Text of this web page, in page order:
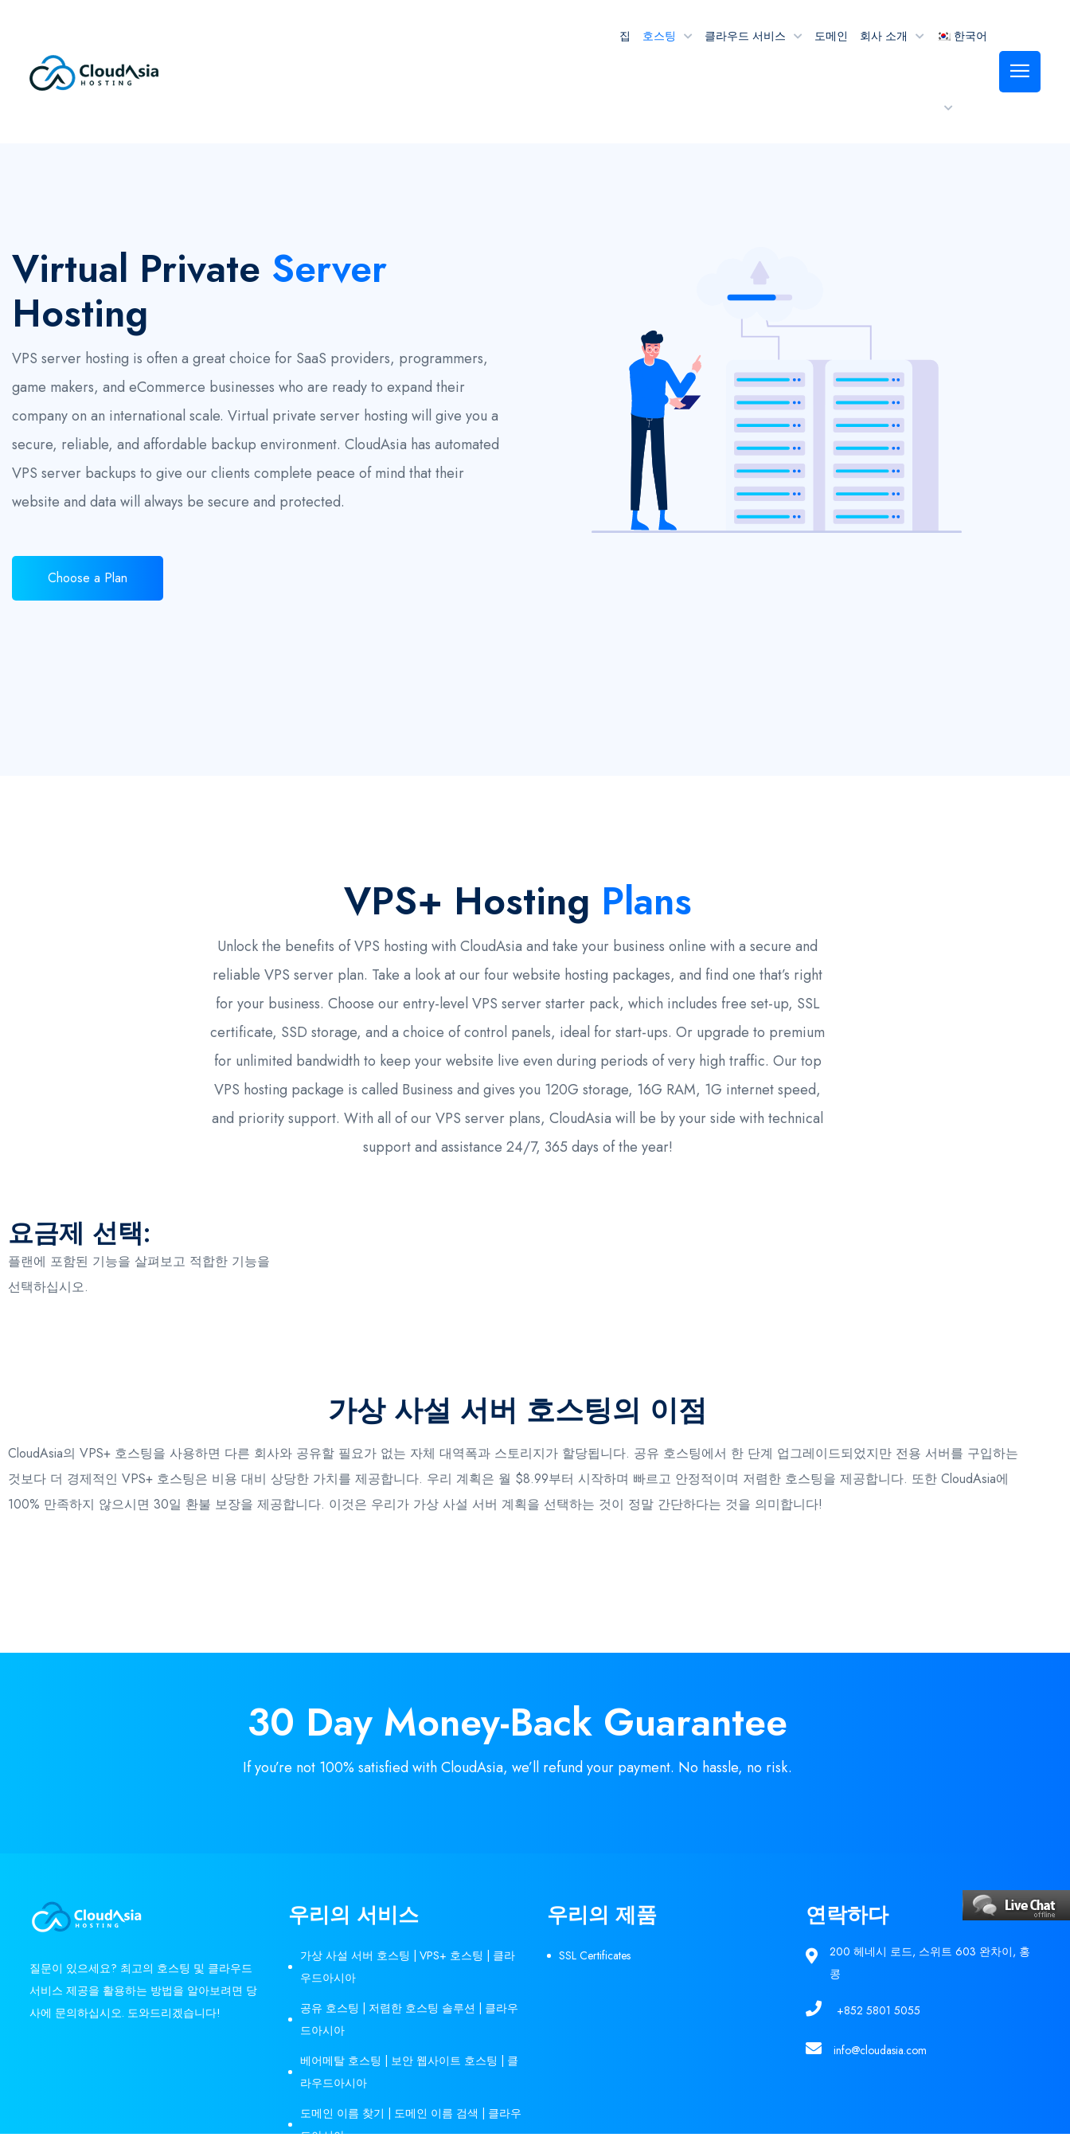
집 호스팅 클라우드 서비스 도메인 회사 소개 한국어
Virtual Private Server
Hosting
VPS server hosting is often a great choice for SaaS providers, programmers,
game makers, and eCommerce businesses who are ready to expand their
company on an international scale. Virtual private server hosting will give you a
secure, reliable, and affordable backup environment. CloudAsia has automated
VPS server backups to give our clients complete peace of mind that their
website and data will always be secure and protected.
Choose a Plan
VPS+ Hosting Plans
Unlock the benefits of VPS hosting with CloudAsia and take your business online with a secure and
reliable VPS server plan. Take a look at our four website hosting packages, and find one that’s right
for your business. Choose our entry-level VPS server starter pack, which includes free set-up, SSL
certificate, SSD storage, and a choice of control panels, ideal for start-ups. Or upgrade to premium
for unlimited bandwidth to keep your website live even during periods of very high traffic. Our top
VPS hosting package is called Business and gives you 120G storage, 16G RAM, 1G internet speed,
and priority support. With all of our VPS server plans, CloudAsia will be by your side with technical
support and assistance 24/7, 365 days of the year!
요금제 선택:
플랜에 포함된 기능을 살펴보고 적합한 기능을
선택하십시오.
가상 사설 서버 호스팅의 이점
CloudAsia의 VPS+ 호스팅을 사용하면 다른 회사와 공유할 필요가 없는 자체 대역폭과 스토리지가 할당됩니다. 공유 호스팅에서 한 단계 업그레이드되었지만 전용 서버를 구입하는
것보다 더 경제적인 VPS+ 호스팅은 비용 대비 상당한 가치를 제공합니다. 우리 계획은 월 $8.99부터 시작하며 빠르고 안정적이며 저렴한 호스팅을 제공합니다. 또한 CloudAsia에
100% 만족하지 않으시면 30일 환불 보장을 제공합니다. 이것은 우리가 가상 사설 서버 계획을 선택하는 것이 정말 간단하다는 것을 의미합니다!
30 Day Money-Back Guarantee
If you’re not 100% satisfied with CloudAsia, we’ll refund your payment. No hassle, no risk.
질문이 있으세요? 최고의 호스팅 및 클라우드
서비스 제공을 활용하는 방법을 알아보려면 당
사에 문의하십시오. 도와드리겠습니다!
우리의 서비스
가상 사설 서버 호스팅 | VPS+ 호스팅 | 클라
우드아시아
공유 호스팅 | 저렴한 호스팅 솔루션 | 클라우
드아시아
베어메탈 호스팅 | 보안 웹사이트 호스팅 | 클
라우드아시아
도메인 이름 찾기 | 도메인 이름 검색 | 클라우
드아시아
우리의 제품
SSL Certificates
연락하다
200 헤네시 로드, 스위트 603 완차이, 홍
콩
+852 5801 5055
info@cloudasia.com